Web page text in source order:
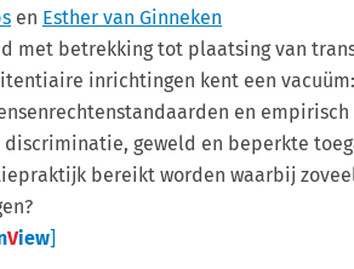
en Esther van Ginneken
met betrekking tot plaatsing van
inrichtingen kent een
en empirisch
discriminatie, geweld en beperkte
bereikt worden waarbij
View]